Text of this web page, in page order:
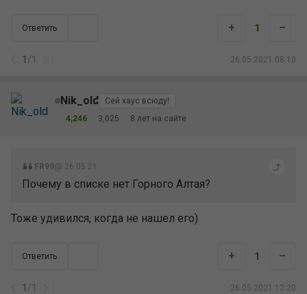
Ответить
1 /1 26.05.2021 08:10
+ 1 –
Nik_old
Сей хаус всюду!
4,246
3,025 8 лет на сайте
FR99@ 26.05.21
Почему в списке нет Горного Алтая?
Тоже удивился, когда не нашел его)
Ответить
1 /1 26.05.2021 12:20
+ 1 –